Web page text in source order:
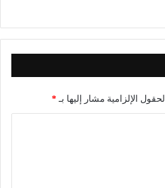
الحقول الإلزامية مشار إليها بـ *